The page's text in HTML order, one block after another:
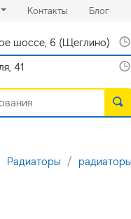
Контакты(current)
Блог
шоссе, 6 (Щеглино)
41
Радиаторы